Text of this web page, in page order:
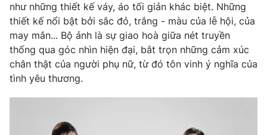
Photo Infographic
Video Shorts video
VTV Money
như những thiết kế váy, áo tối giản khác biệt. Những
thiết kế nổi bật bởi sắc đỏ, trắng - màu của lễ hội, của
may mắn... Bộ ảnh là sự giao hoà giữa nét truyền
thống qua góc nhìn hiện đại, bắt trọn những cảm xúc
chân thật của người phụ nữ, từ đó tôn vinh ý nghĩa của
tình yêu thương.